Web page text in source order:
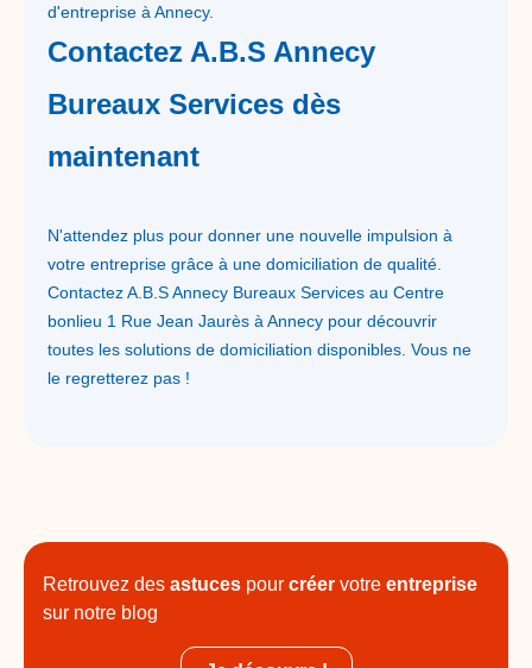
d'entreprise à Annecy.
Contactez A.B.S Annecy
Bureaux Services dès
maintenant
N'attendez plus pour donner une nouvelle impulsion à
votre entreprise grâce à une domiciliation de qualité.
Contactez A.B.S Annecy Bureaux Services au Centre
bonlieu 1 Rue Jean Jaurès à Annecy pour découvrir
toutes les solutions de domiciliation disponibles. Vous ne
le regretterez pas !
Retrouvez des astuces pour créer votre entreprise
sur notre blog